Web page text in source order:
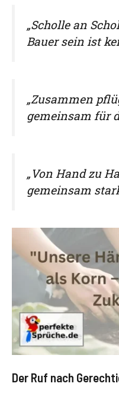
„Scholle an
Bauer sein ist
„Zusammen
gemeinsam für
„Von Hand zu
gemeinsam
Der Ruf nach